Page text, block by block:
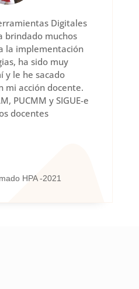
Digitales
brindado muchos
la implementación
ha sido muy
y le he sacado
mi acción docente.
PUCMM y SIGUE-e
docentes
HPA -2021